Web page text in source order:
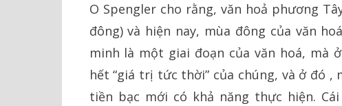
O Spengler cho rằng, văn hoả phương
đông) và hiện nay, mùa đông của văn
minh là một giai đoạn của văn hoá, mà
hết “giá trị tức thời” của chúng, và ở đó
tiền bạc mới có khả năng thực hiện.